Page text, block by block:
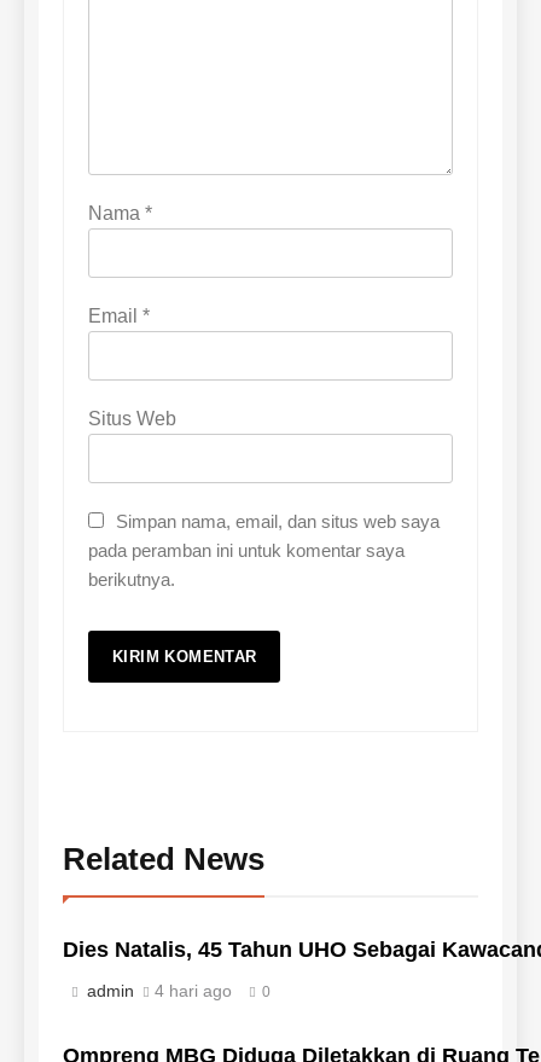
Nama *
Email *
Situs Web
Simpan nama, email, dan situs web saya
pada peramban ini untuk komentar saya
berikutnya.
Related News
‎Dies Natalis, 45 Tahun UHO Sebagai
admin 4 hari ago 0
Ompreng MBG Diduga Diletakkan di Ruang